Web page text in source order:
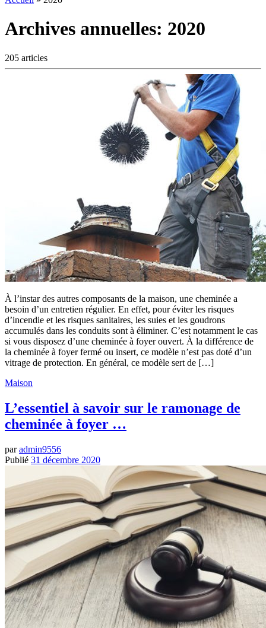
Archives annuelles: 2020
205 articles
À l’instar des autres composants de la maison, une cheminée a
besoin d’un entretien régulier. En effet, pour éviter les risques
d’incendie et les risques sanitaires, les suies et les goudrons
accumulés dans les conduits sont à éliminer. C’est notamment le cas
si vous disposez d’une cheminée à foyer ouvert. À la différence de
la cheminée à foyer fermé ou insert, ce modèle n’est pas doté d’un
vitrage de protection. En général, ce modèle sert de […]
Maison
L’essentiel à savoir sur le ramonage de
cheminée à foyer …
paradmin9556
Publié 31 décembre 2020